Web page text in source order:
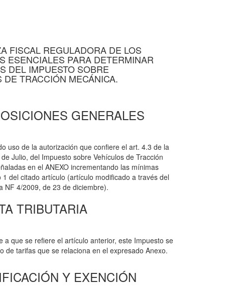
FISCAL REGULADORA DE LOS
ESENCIALES PARA DETERMINAR
DEL IMPUESTO SOBRE
DE TRACCIÓN MECÁNICA.
GENERALES
uso de la autorización que confiere el art. 4.3 de la
Julio, del Impuesto sobre Vehículos de Tracción
en el ANEXO incrementando las mínimas
del citado artículo (artículo modificado a través del
NF 4/2009, de 23 de diciembre).
TRIBUTARIA
a que se refiere el artículo anterior, este Impuesto se
de tarifas que se relaciona en el expresado Anexo.
Y EXENCIÓN